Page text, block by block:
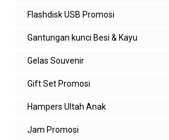
Flashdisk USB Promosi
Gantungan kunci Besi & Kayu
Gelas Souvenir
Gift Set Promosi
Hampers Ultah Anak
Jam Promosi